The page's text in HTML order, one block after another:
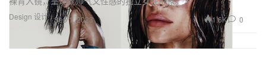
Design 设计 Sep 1, 2023 1.6K 0